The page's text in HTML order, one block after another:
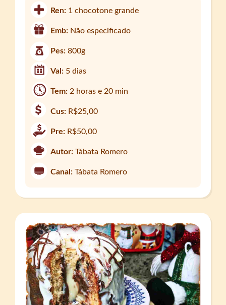
Ren: 1 chocotone grande
Emb: Não especificado
Pes:800g
Val: 5 dias
Tem:2 horas e 20 min
Cus: R$25,00
Pre: R$50,00
Autor: Tábata Romero
Canal: Tábata Romero